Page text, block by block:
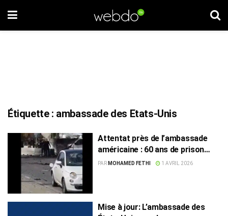
Étiquette : ambassade des Etats-Unis
Attentat près de l’ambassade
américaine : 60 ans de prison
pour trois accusés
PAR MOHAMED FETHI 1 AVRIL 2026
Mise à jour: L’ambassade des